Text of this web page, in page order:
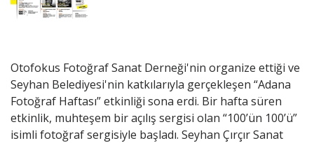
Otofokus Fotoğraf Sanat Derneği'nin organize ettiği ve
Seyhan Belediyesi'nin katkılarıyla gerçekleşen “Adana
Fotoğraf Haftası” etkinliği sona erdi. Bir hafta süren
etkinlik, muhteşem bir açılış sergisi olan “100’ün 100’ü”
isimli fotoğraf sergisiyle başladı. Seyhan Çırçır Sanat